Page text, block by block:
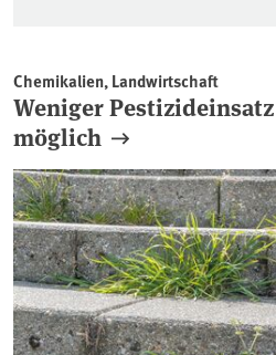
Chemikalien, Landwirtschaft
Weniger
möglich